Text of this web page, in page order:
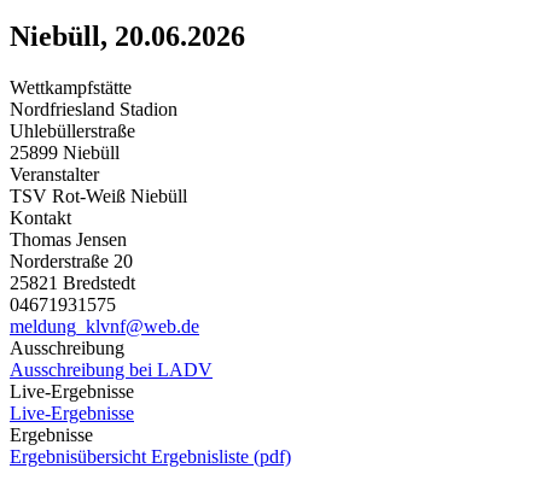
Niebüll, 20.06.2026
Wettkampfstätte
Nordfriesland Stadion
Uhlebüllerstraße
25899 Niebüll
Veranstalter
TSV Rot-Weiß Niebüll
Kontakt
Thomas Jensen
Norderstraße 20
25821 Bredstedt
04671931575
meldung_klvnf@web.de
Ausschreibung
Ausschreibung bei LADV
Live-Ergebnisse
Live-Ergebnisse
Ergebnisse
Ergebnisübersicht Ergebnisliste (pdf)